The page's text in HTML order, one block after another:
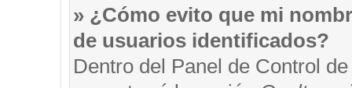
» ¿Cómo evito que mi
de usuarios identificados?
Dentro del Panel de Control